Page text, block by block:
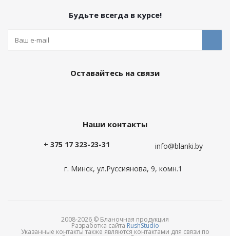
Будьте всегда в курсе!
Оставайтесь на связи
Наши контакты
+ 375 17 323-23-31 info@blanki.by
г. Минск, ул.Руссиянова, 9, комн.1
2008-2026 © Бланочная продукция
Разработка сайта RushStudio
Указанные контакты также являются контактами для связи по